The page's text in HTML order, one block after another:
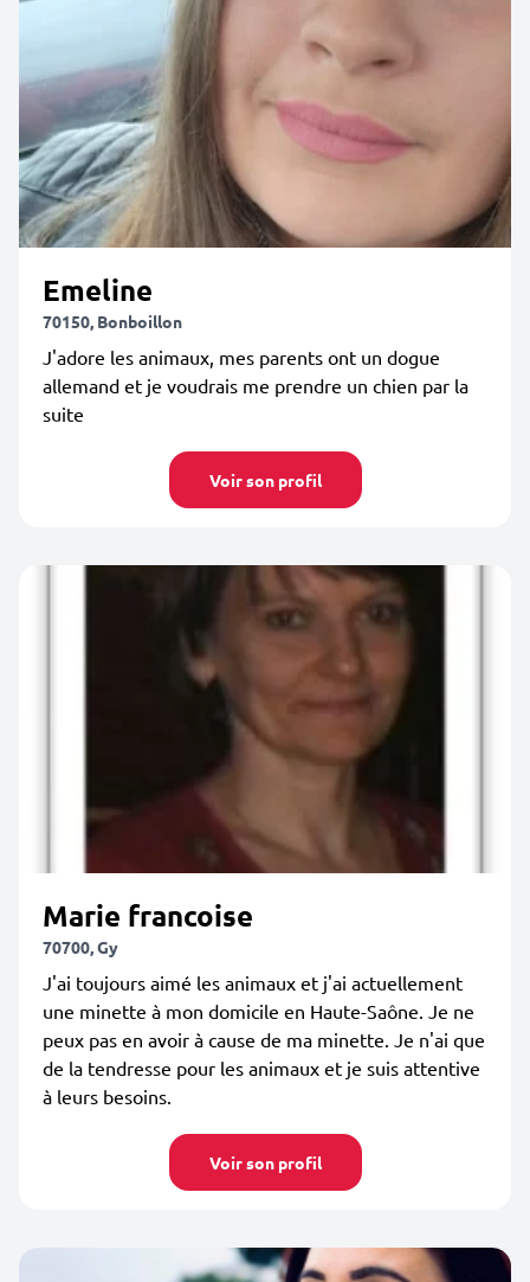
Emeline
70150, Bonboillon
J'adore les animaux, mes parents ont un dogue
allemand et je voudrais me prendre un chien par la
suite
Voir son profil
Marie francoise
70700, Gy
J'ai toujours aimé les animaux et j'ai actuellement
une minette à mon domicile en Haute-Saône. Je ne
peux pas en avoir à cause de ma minette. Je n'ai que
de la tendresse pour les animaux et je suis attentive
à leurs besoins.
Voir son profil